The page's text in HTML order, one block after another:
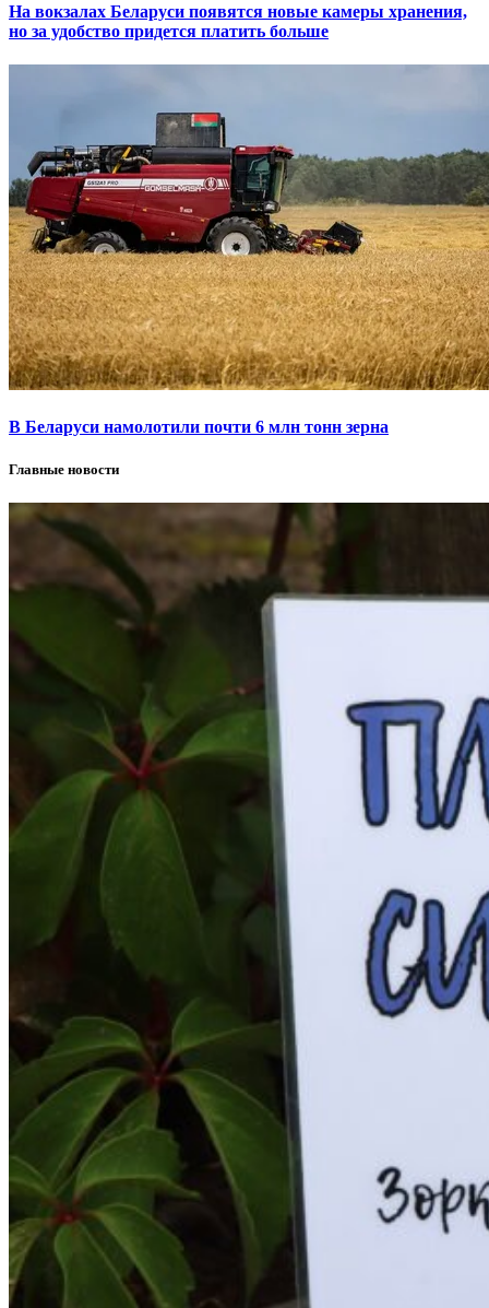
На вокзалах Беларуси появятся новые камеры хранения,
но за удобство придется платить больше
В Беларуси намолотили почти 6 млн тонн зерна
Главные новости